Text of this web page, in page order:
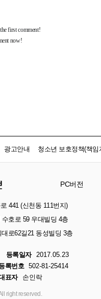
광고안내 청소년 보호정책(책임
PC버전
441 (신천동 111번지)
호로 59 우대빌딩 4층
로62길21 동성빌딩 3층
등록일자
2017.05.23
록번호 502-81-25414
표자 손인락
right reserved.